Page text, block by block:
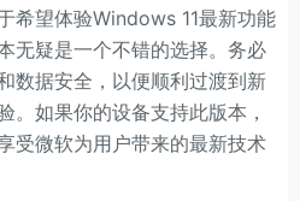
希望体验Windows 11最新功能
无疑是一个不错的选择。务必
数据安全，以便顺利过渡到新
。如果你的设备支持此版本，
受微软为用户带来的最新技术